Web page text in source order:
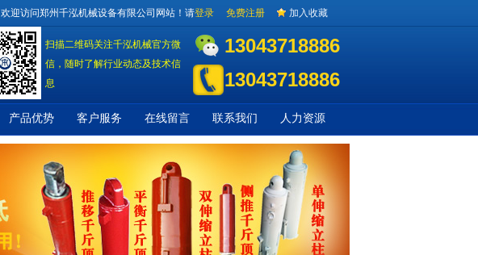
欢迎访问郑州千泓机械设备有限公司网站！请登录 免费注册 加入收藏
扫描二维码关注千泓机械官方微
信，随时了解行业动态及技术信
息
13043718886
13043718886
产品优势 客户服务 在线留言 联系我们 人力资源